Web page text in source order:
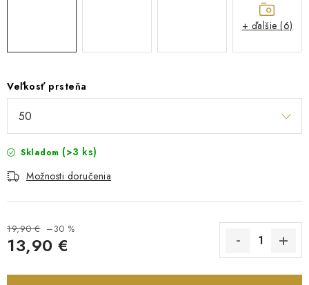
Veľkosť prsteňa
Skladom (>3 ks)
Možnosti doručenia
19,90 € –30 %
13,90 €
+ ďalšie (6)